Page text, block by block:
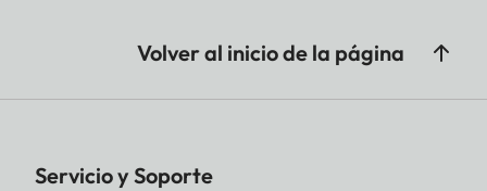
Volver al inicio de la página
Servicio y Soporte